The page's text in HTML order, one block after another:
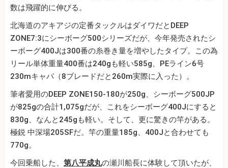
数は飛躍的に伸びる。
北海道のアキアジの定番タックルはダイワだとDEEP
ZONE7:3にシーボーグ500シリーズだが、今年発売されたシ
ーボーグ400Jは300番の糸巻き量を増やしたタイプ。この為
リール単体重量400番は240gも軽い585g、PEライン6号
230mキャパ（8ブレードだと260m実際に入った）。
筆者愛用のDEEP ZONE150-180が250g、シーボーグ500JP
が825gの合計1,075gだが、これをシーボーグ400Jにすると
830g、なんと245gも軽い。そして、更に驚きの竿がある。
極鋭 中深場205SFだ。竿の重量185g、400Jと合わせても
770g。
今回乗船した、 第八平成丸の瀬川船長に体験して頂いたが、